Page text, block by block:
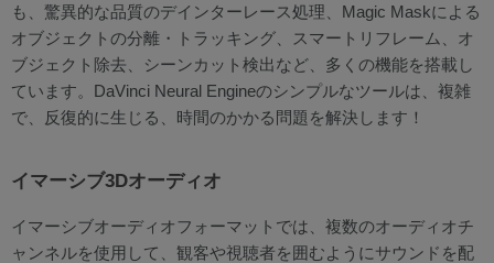
も、驚異的な品質のデインターレース処理、Magic Maskによる
オブジェクトの分離・トラッキング、スマートリフレーム、オ
ブジェクト除去、シーンカット検出など、多くの機能を搭載し
ています。DaVinci Neural Engineのシンプルなツールは、複雑
で、反復的に生じる、時間のかかる問題を解決します！
イマーシブ3Dオーディオ
イマーシブオーディオフォーマットでは、複数のオーディオチ
ャンネルを使用して、観客や視聴者を囲むようにサウンドを配